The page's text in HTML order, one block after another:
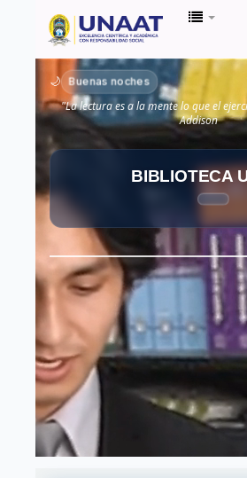
Biblioteca
Unaat
🌙 Buenas noches
"La lectura es a la mente lo que el
Addison
BIBLIOTECA